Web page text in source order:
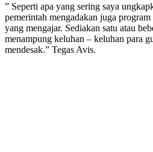
” Seperti apa yang sering saya
pemerintah mengadakan juga
yang mengajar. Sediakan satu atau
menampung keluhan – keluhan para
mendesak.” Tegas Avis.